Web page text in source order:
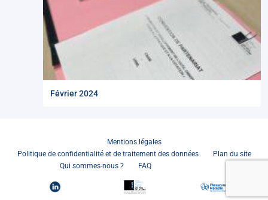
Février 2024
Mentions légales
Politique de confidentialité et de traitement des données
Plan du site
Qui sommes-nous ?
FAQ